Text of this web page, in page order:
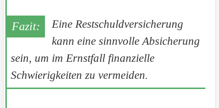
Eine Restschuldversicherung
kann eine sinnvolle Absicherung
sein, um im Ernstfall finanzielle
Schwierigkeiten zu vermeiden.